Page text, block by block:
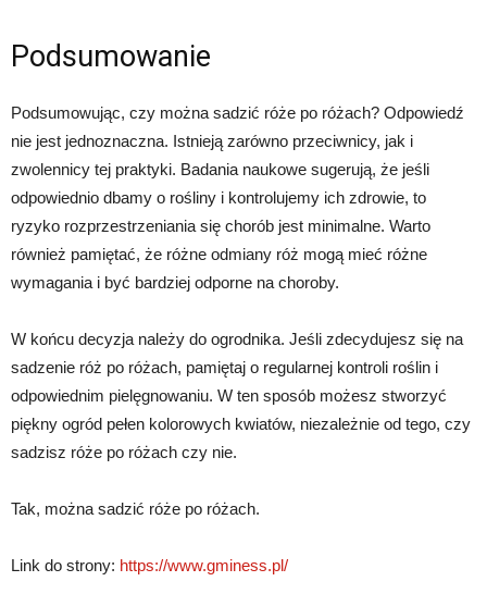
Podsumowanie
Podsumowując, czy można sadzić róże po różach? Odpowiedź
nie jest jednoznaczna. Istnieją zarówno przeciwnicy, jak i
zwolennicy tej praktyki. Badania naukowe sugerują, że jeśli
odpowiednio dbamy o rośliny i kontrolujemy ich zdrowie, to
ryzyko rozprzestrzeniania się chorób jest minimalne. Warto
również pamiętać, że różne odmiany róż mogą mieć różne
wymagania i być bardziej odporne na choroby.
W końcu decyzja należy do ogrodnika. Jeśli zdecydujesz się na
sadzenie róż po różach, pamiętaj o regularnej kontroli roślin i
odpowiednim pielęgnowaniu. W ten sposób możesz stworzyć
piękny ogród pełen kolorowych kwiatów, niezależnie od tego, czy
sadzisz róże po różach czy nie.
Tak, można sadzić róże po różach.
Link do strony: https://www.gminess.pl/